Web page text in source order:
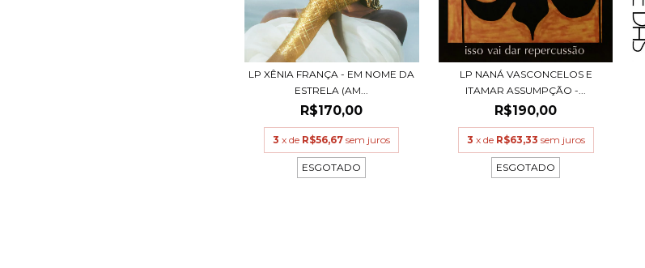
LP XÊNIA FRANÇA - EM NOME DA
ESTRELA (AM...
R$170,00
3 x de R$56,67 sem juros
ESGOTADO
LP NANÁ VASCONCELOS E
ITAMAR ASSUMPÇÃO -...
R$190,00
3 x de R$63,33 sem juros
ESGOTADO